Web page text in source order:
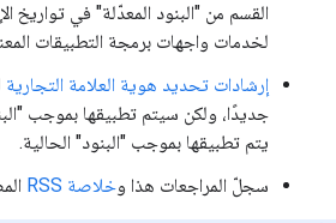
القسم من "البنود المعدّلة" في تواريخ
لخدمات واجهات برمجة التطبيقات
إرشادات تحديد هوية العلامة التجارية
جديدًا، ولكن سيتم تطبيقها بموجب
يتم تطبيقها بموجب "البنود" الحالية.
سجلّ المراجعات هذا وخلاصة RSS